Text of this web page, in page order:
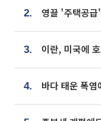
2.
3.
4. 바다 태운 폭